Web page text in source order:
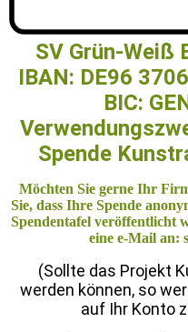
SV Grün-Weiß
IBAN: DE96
BIC:
Spende
Möchten Sie gerne Ihr
Sie, dass Ihre Spende
Spendentafel
eine e-Mail an:
(Sollte das Projekt
werden können, so
auf Ihr Konto